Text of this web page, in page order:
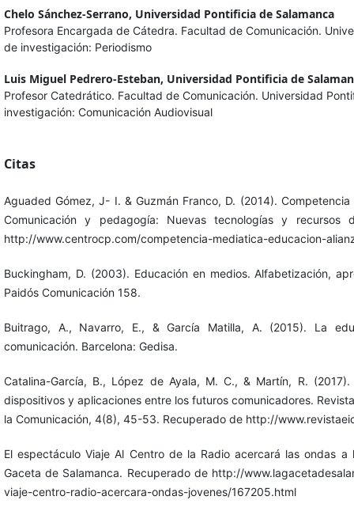
Chelo Sánchez-Serrano, Universidad Pontificia de Salamanca
Profesora Encargada de Cátedra. Facultad de Comunicación.
de investigación: Periodismo
Luis Miguel Pedrero-Esteban, Universidad Pontificia de
Profesor Catedrático. Facultad de Comunicación. Universidad
investigación: Comunicación Audiovisual
Citas
Aguaded Gómez, J- I. & Guzmán Franco, D. (2014).
Comunicación y pedagogía: Nuevas tecnologías y recursos
http://www.centrocp.com/competencia-mediatica-educacion-
Buckingham, D. (2003). Educación en medios. Alfabetización,
Paidós Comunicación 158.
Buitrago, A., Navarro, E., & García Matilla, A. (2015). La
comunicación. Barcelona: Gedisa.
Catalina-García, B., López de Ayala, M. C., & Martín, R.
dispositivos y aplicaciones entre los futuros comunicadores.
la Comunicación, 4(8), 45-53. Recuperado de http://
El espectáculo Viaje Al Centro de la Radio acercará las ondas
Gaceta de Salamanca. Recuperado de http://
viaje-centro-radio-acercara-ondas-jovenes/167205.html